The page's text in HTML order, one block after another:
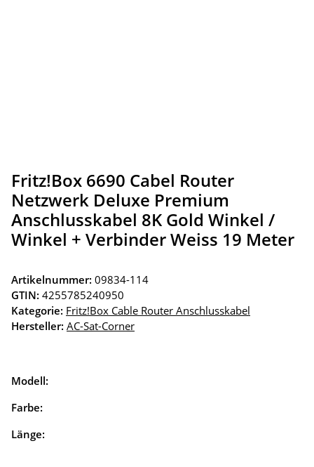
Fritz!Box 6690 Cabel Router
Netzwerk Deluxe Premium
Anschlusskabel 8K Gold Winkel /
Winkel + Verbinder Weiss 19 Meter
Artikelnummer: 09834-114
GTIN: 4255785240950
Kategorie: Fritz!Box Cable Router Anschlusskabel
Hersteller: AC-Sat-Corner
Modell:
Farbe:
Länge: